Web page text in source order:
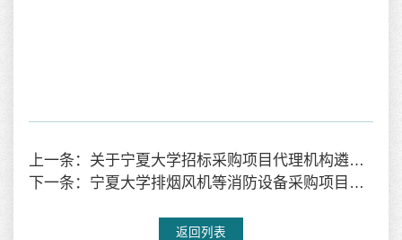
上一条：关于宁夏大学招标采购项目代理机构遴选项目补充公告
下一条：宁夏大学排烟风机等消防设备采购项目成交公告
返回列表